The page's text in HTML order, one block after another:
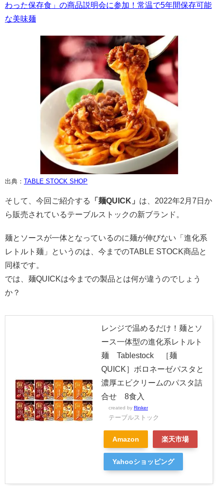
わった保存食」の商品説明会に参加！常温で5年間保存可能
な美味麺
出典： TABLE STOCK SHOP
そして、今回ご紹介する 「麺QUICK」 は、2022年2月7日か
ら販売されているテーブルストックの新ブランド。
麺とソースが一体となっているのに麺が伸びない「進化系
レトルト麺」というのは、今までのTABLE STOCK商品と
同様です。
では、麺QUICKは今までの製品とは何が違うのでしょう
か？
レンジで温めるだけ！麺とソ
ース一体型の進化系レトルト
麺 Tablestock ［麺
QUICK］ボロネーゼパスタと
濃厚エビクリームのパスタ詰
合せ 8食入
created by Rinker
テーブルストック
Amazon 楽天市場
Yahooショッピング